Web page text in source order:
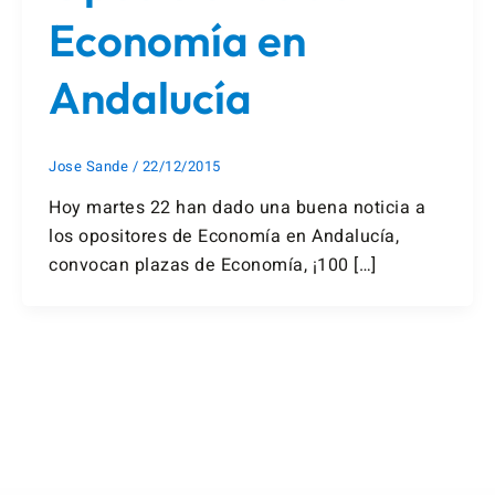
Economía en
Andalucía
Jose Sande / 22/12/2015
Hoy martes 22 han dado una buena noticia a
los opositores de Economía en Andalucía,
convocan plazas de Economía, ¡100 […]